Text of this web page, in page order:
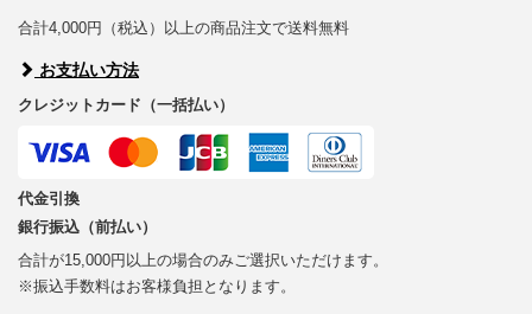
合計4,000円（税込）以上の商品注文で送料無料
お支払い方法
クレジットカード（一括払い）
代金引換
銀行振込（前払い）
合計が15,000円以上の場合のみご選択いただけます。
※振込手数料はお客様負担となります。